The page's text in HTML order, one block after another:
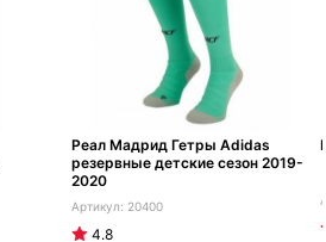
Реал Мадрид Гетры Adidas
резервные детские сезон 2019-
2020
20400
4.8